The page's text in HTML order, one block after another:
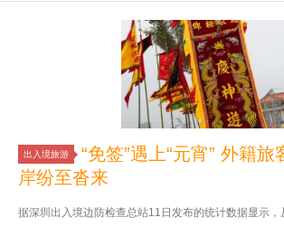
出入境旅游
“免签”遇上“元宵” 外籍旅
岸纷至沓来
据深圳出入境边防检查总站11日发布的统计数据显示